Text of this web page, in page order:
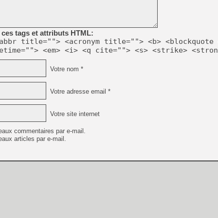
[GK] Beast of
[GK] Ubisoft : fin de partie
[GK] Mémoire cash -
[GK] Dan Houser (GTA)
[GK] Comment EA Sports
[GK] Crimson Moon : un
[GK] Isle of Reveries : le
[GK] Moonlighter 2 : The
[GK] Capcom relance
[GK] Guillermo del Toro
tags et attributs HTML:
title=""> <acronym title=""> <b> <blockquote
<em> <i> <q cite=""> <s> <strike>
Votre nom *
Votre adresse email *
Votre site internet
commentaires par e-mail.
articles par e-mail.